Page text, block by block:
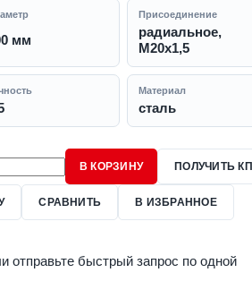
мм
Присоединение
радиальное,
M20x1,5
Материал
сталь
В КОРЗИНУ ПОЛУЧИТЬ КП
СРАВНИТЬ В ИЗБРАННОЕ
отправьте быстрый запрос по одной